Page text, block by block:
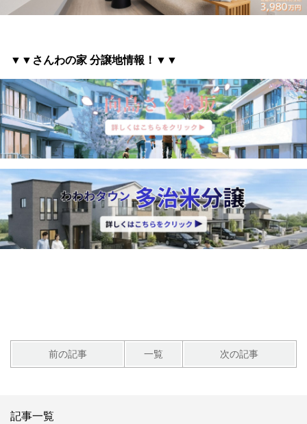
▼▼さんわの家 分譲地情報 ！▼▼
前の記事 一覧 次の記事
記事一覧